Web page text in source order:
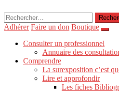
Rechercher :
Adhérer Faire un don Boutique
Consulter un professionnel
Annuaire des
Comprendre
La surexposition c’est
Lire et approfondir
Les fiches